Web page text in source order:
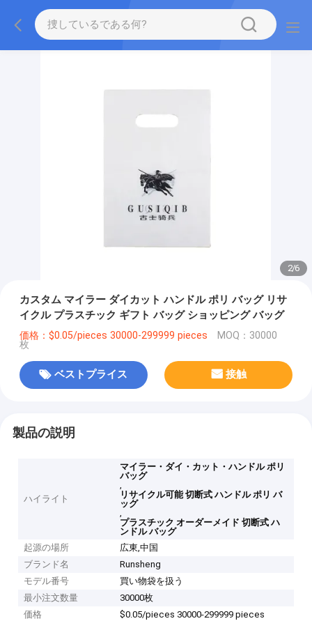
2/6
カスタム マイラー ダイカット ハンドル ポリ バッグ リサ
イクル プラスチック ギフト バッグ ショッピング バッグ
価格：$0.05/pieces 30000-299999 pieces MOQ：30000
枚
ベストプライス 接触
製品の説明
ハイライト
マイラー・ダイ・カット・ハンドル ポリ
バッグ
,
リサイクル可能 切断式 ハンドル ポリ バ
ッグ
,
プラスチック オーダーメイド 切断式 ハ
ンドル バッグ
起源の場所
広東,中国
ブランド名
Runsheng
モデル番号
買い物袋を扱う
最小注文数量
30000枚
価格
$0.05/pieces 30000-299999 pieces